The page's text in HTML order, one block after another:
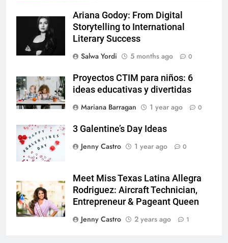
Ariana Godoy: From Digital
Storytelling to International
Literary Success
Salwa Yordi
5 months ago 0
Proyectos CTIM para niños: 6
ideas educativas y divertidas
Mariana Barragan
1 year ago 0
3 Galentine’s Day Ideas
Jenny Castro
1 year ago 0
Meet Miss Texas Latina Allegra
Rodriguez: Aircraft Technician,
Entrepreneur & Pageant Queen
Jenny Castro
2 years ago 1